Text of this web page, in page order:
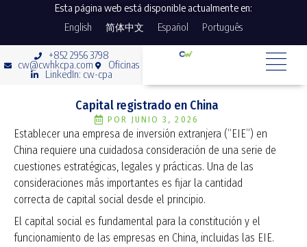
Esta página web está disponible actualmente en:
English
简体中文 Español Português
+852 2956 3798
cw@cwhkcpa.com
Oficinas
LinkedIn: cw-cpa
Capital registrado en China
POR JUNIO 3, 2026
Establecer una empresa de inversión extranjera (“EIE”) en
China requiere una cuidadosa consideración de una serie de
cuestiones estratégicas, legales y prácticas. Una de las
consideraciones más importantes es fijar la cantidad
correcta de capital social desde el principio.
El capital social es fundamental para la constitución y el
funcionamiento de las empresas en China, incluidas las EIE.